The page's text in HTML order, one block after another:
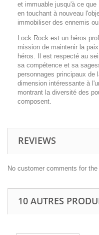
et immuable jusqu'à ce
en touchant à nouveau
immobiliser des ennemis
Lock Rock est un héros
mission de maintenir la
héros. Il est respecté au
sa compétence et sa
personnages principaux de
dimension intéressante à
montrant la diversité des
composent.
REVIEWS
No customer comments for
10 AUTRES